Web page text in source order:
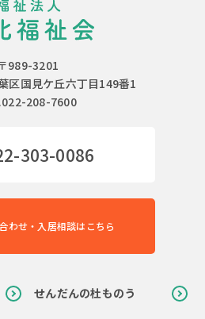
989-3201
区国見ケ丘六丁目149番1
208-7600
303-0086
わせ・入居相談はこちら
せんだんの杜ものう